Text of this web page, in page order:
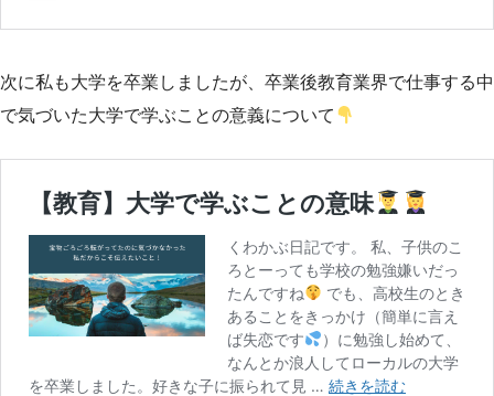
次に私も大学を卒業しましたが、卒業後教育業界で仕事する中
で気づいた大学で学ぶことの意義について